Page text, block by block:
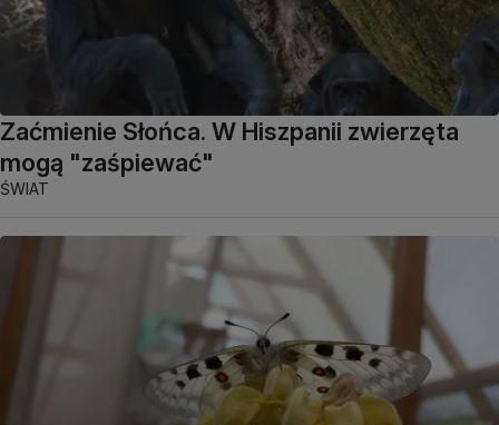
Zaćmienie Słońca. W Hiszpanii zwierzęta
mogą "zaśpiewać"
ŚWIAT